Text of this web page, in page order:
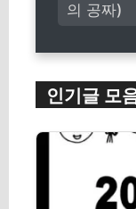
의 공짜)
인기글 모